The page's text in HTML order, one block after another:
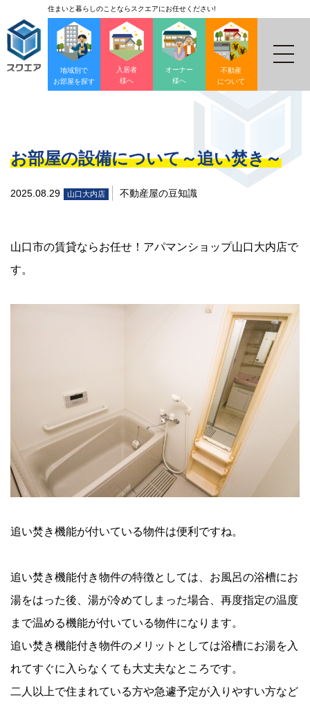
住まいと暮らしのことならスクエアにお任せください!
地域別で
お部屋を探す
入居者
様へ
オーナー
様へ
不動産
について
お部屋の設備について～追い焚き～
2025.08.29 山口大内店 不動産屋の豆知識
山口市の賃貸ならお任せ！アパマンショップ山口大内店で
す。
追い焚き機能が付いている物件は便利ですね。
追い焚き機能付き物件の特徴としては、お風呂の浴槽にお
湯をはった後、湯が冷めてしまった場合、再度指定の温度
まで温める機能が付いている物件になります。
追い焚き機能付き物件のメリットとしては浴槽にお湯を入
れてすぐに入らなくても大丈夫なところです。
二人以上で住まれている方や急遽予定が入りやすい方など